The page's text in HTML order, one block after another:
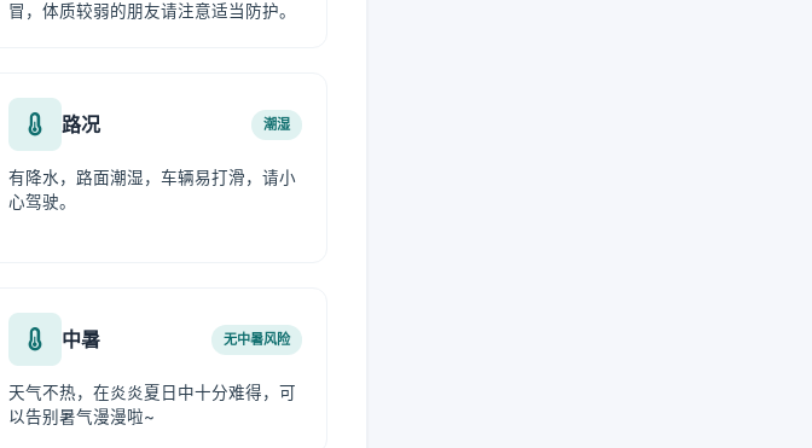
冒，体质较弱的朋友请注意适当防护。
路况 潮湿
有降水，路面潮湿，车辆易打滑，请小
心驾驶。
中暑 无中暑风险
天气不热，在炎炎夏日中十分难得，可
以告别暑气漫漫啦~